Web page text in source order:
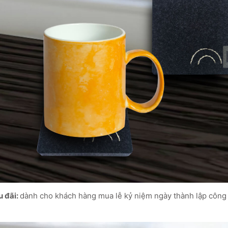
đãi:dành cho khách hàng mua lễ kỷ niệm ngày thành lập